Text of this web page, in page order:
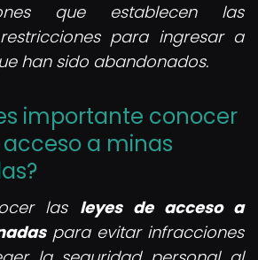
que establecen las
para ingresar a
han sido abandonados.
importante conocer
a minas
las leyes de acceso a
para evitar infracciones